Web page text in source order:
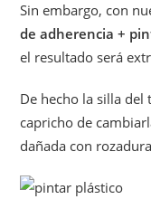
Sin embargo, con
de adherencia +
el resultado será
De hecho la silla
capricho de
dañada con